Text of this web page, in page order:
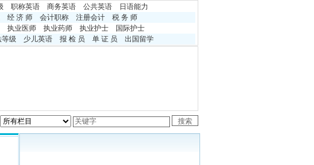
职称英语 商务英语 公共英语
日语能力
经 济 师 会计职称 注册会计
税 务 师
执业医师 执业药师 执业护士
国际护士
等级 少儿英语 报 检 员 单 证 员 出国留学